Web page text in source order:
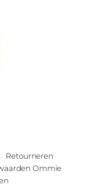
Retourneren
Ommie